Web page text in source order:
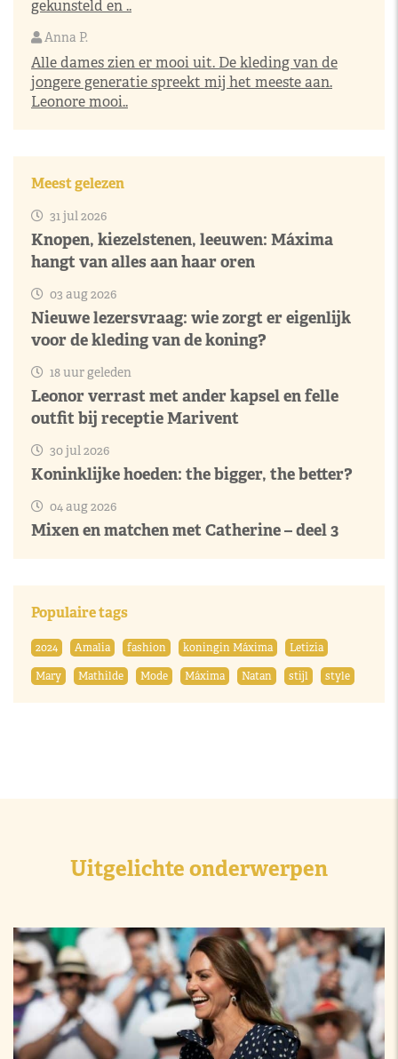
gekunsteld en ..
Anna P.
Alle dames zien er mooi uit. De kleding van de
jongere generatie spreekt mij het meeste aan.
Leonore mooi..
Meest gelezen
31 jul 2026
Knopen, kiezelstenen, leeuwen: Máxima
hangt van alles aan haar oren
03 aug 2026
Nieuwe lezersvraag: wie zorgt er eigenlijk
voor de kleding van de koning?
18 uur geleden
Leonor verrast met ander kapsel en felle
outfit bij receptie Marivent
30 jul 2026
Koninklijke hoeden: the bigger, the better?
04 aug 2026
Mixen en matchen met Catherine – deel 3
Populaire tags
2024 Amalia fashion koningin Máxima
Letizia
Mary
Mathilde Mode Máxima Natan stijl style
Uitgelichte onderwerpen